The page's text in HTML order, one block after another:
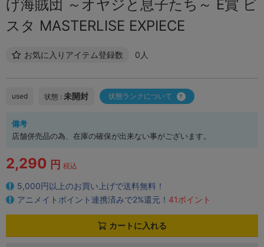
げ海賊団 ～オヤジと息子たち～ E賞 ビ
スタ MASTERLISE EXPIECE
お気に入りアイテム登録数 0人
used 状態 : 未開封 状態ランクについて
備考
店舗併売品の為、在庫の確保が出来ない事がございます。
2,290 円 税込
5,000円以上のお買い上げで送料無料！
アニメイトポイント連携済みで2%還元！ 41ポイント
カートに入れる